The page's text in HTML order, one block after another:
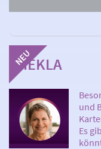
THEKLA
und
Es